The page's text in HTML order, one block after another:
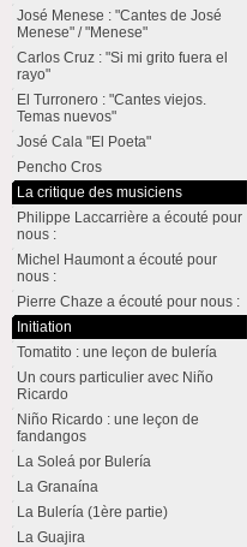
José Menese : "Cantes de José
Menese" / "Menese"
Carlos Cruz : "Si mi grito fuera el
rayo"
El Turronero : "Cantes viejos.
Temas nuevos"
José Cala "El Poeta"
Pencho Cros
La critique des musiciens
Philippe Laccarrière a écouté pour
nous :
Michel Haumont a écouté pour
nous :
Pierre Chaze a écouté pour nous :
Initiation
Tomatito : une leçon de bulería
Un cours particulier avec Niño
Ricardo
Niño Ricardo : une leçon de
fandangos
La Soleá por Bulería
La Granaína
La Bulería (1ère partie)
La Guajira